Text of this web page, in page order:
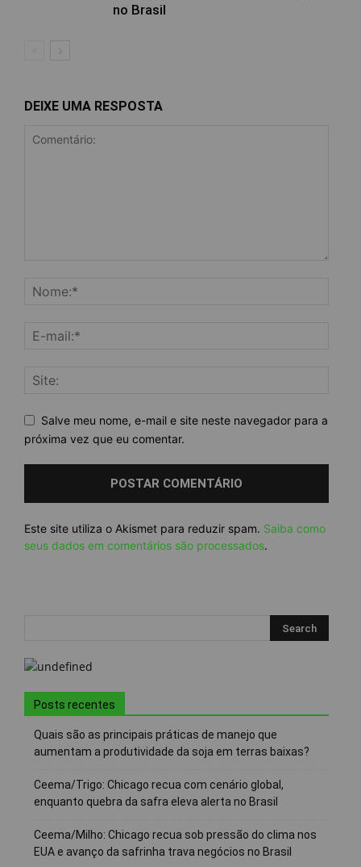
no Brasil
DEIXE UMA RESPOSTA
Salve meu nome, e-mail e site neste navegador para a
próxima vez que eu comentar.
Este site utiliza o Akismet para reduzir spam. Saiba como
seus dados em comentários são processados.
Posts recentes
Quais são as principais práticas de manejo que
aumentam a produtividade da soja em terras baixas?
Ceema/Trigo: Chicago recua com cenário global,
enquanto quebra da safra eleva alerta no Brasil
Ceema/Milho: Chicago recua sob pressão do clima nos
EUA e avanço da safrinha trava negócios no Brasil